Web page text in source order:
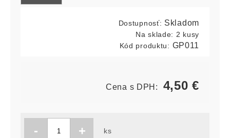
Dostupnosť: Skladom
Na sklade: 2 kusy
Kód produktu: GP011
Cena s DPH: 4,50€
- + ks